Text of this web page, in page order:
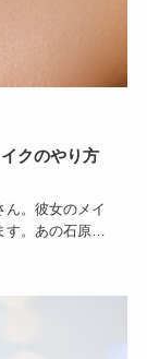
クのやり方
ん。彼女のメイ
す。あの石原さ